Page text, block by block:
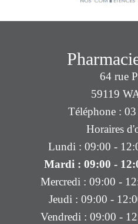
64 rue
59119
Téléphone :
Horaires
Lundi : 09:00 -
Mardi : 09:00 -
Mercredi : 09:00 -
Jeudi : 09:00 -
Vendredi : 09:00 -